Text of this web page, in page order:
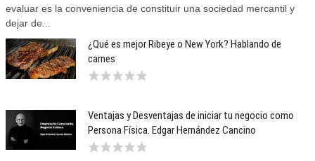
evaluar es la conveniencia de constituir una sociedad mercantil y
dejar de...
¿Qué es mejor Ribeye o New York? Hablando de
carnes
Ventajas y Desventajas de iniciar tu negocio como
Persona Física. Edgar Hernández Cancino